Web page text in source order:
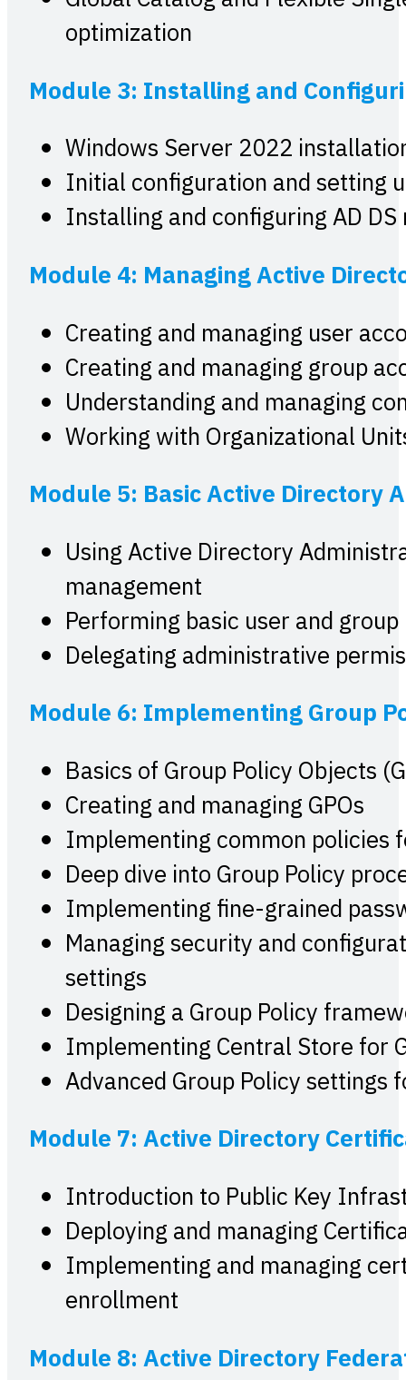
optimization
Module 3: Installing and
Windows Server 2022
Initial configuration and setting
Installing and configuring AD
Module 4: Managing Active
Creating and managing user
Creating and managing group
Understanding and managing
Working with Organizational
Module 5: Basic Active Directory
Using Active Directory
management
Performing basic user and
Delegating administrative
Module 6: Implementing Group
Basics of Group Policy Objects
Creating and managing GPOs
Implementing common policies
Deep dive into Group Policy
Implementing fine-grained
Managing security and
settings
Designing a Group Policy
Implementing Central Store for
Advanced Group Policy settings
Module 7: Active Directory
Introduction to Public Key
Deploying and managing
Implementing and managing
enrollment
Module 8: Active Directory